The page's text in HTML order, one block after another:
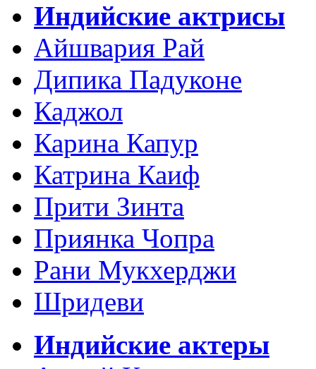
Индийские актрисы
Айшвария Рай
Дипика Падуконе
Каджол
Карина Капур
Катрина Каиф
Прити Зинта
Приянка Чопра
Рани Мукхерджи
Шридеви
Индийские актеры